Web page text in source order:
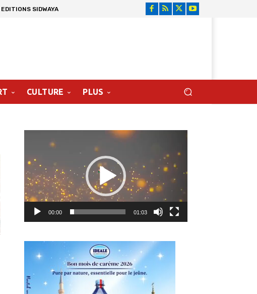
EDITIONS SIDWAYA
CULTURE PLUS
00:00 01:03